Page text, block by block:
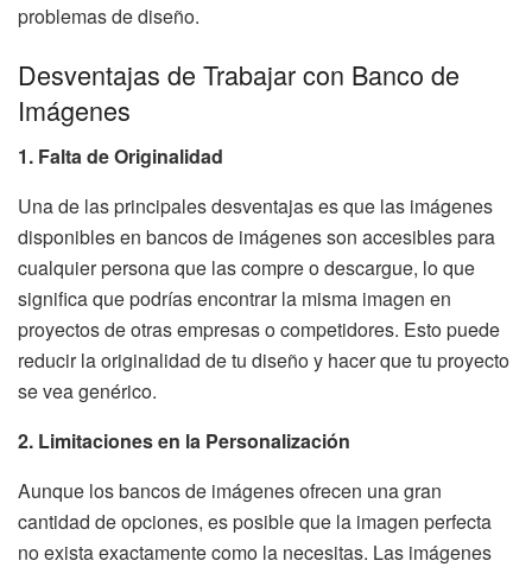
problemas de diseño.
Desventajas de Trabajar con Banco de
Imágenes
1. Falta de Originalidad
Una de las principales desventajas es que las imágenes
disponibles en bancos de imágenes son accesibles para
cualquier persona que las compre o descargue, lo que
significa que podrías encontrar la misma imagen en
proyectos de otras empresas o competidores. Esto puede
reducir la originalidad de tu diseño y hacer que tu proyecto
se vea genérico.
2. Limitaciones en la Personalización
Aunque los bancos de imágenes ofrecen una gran
cantidad de opciones, es posible que la imagen perfecta
no exista exactamente como la necesitas. Las imágenes